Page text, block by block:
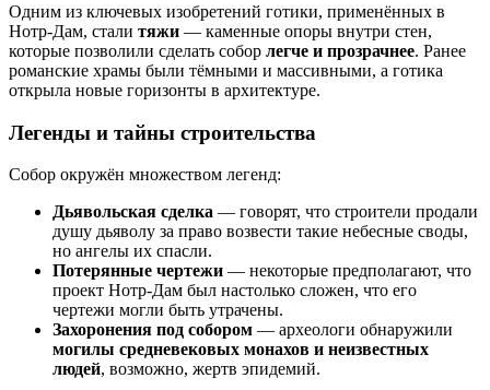
Одним из ключевых изобретений готики, применённых в
Нотр-Дам, стали тяжи — каменные опоры внутри стен,
которые позволили сделать собор легче и прозрачнее. Ранее
романские храмы были тёмными и массивными, а готика
открыла новые горизонты в архитектуре.
Легенды и тайны строительства
Собор окружён множеством легенд:
Дьявольская сделка — говорят, что строители продали
душу дьяволу за право возвести такие небесные своды,
но ангелы их спасли.
Потерянные чертежи — некоторые предполагают, что
проект Нотр-Дам был настолько сложен, что его
чертежи могли быть утрачены.
Захоронения под собором — археологи обнаружили
могилы средневековых монахов и неизвестных
людей, возможно, жертв эпидемий.